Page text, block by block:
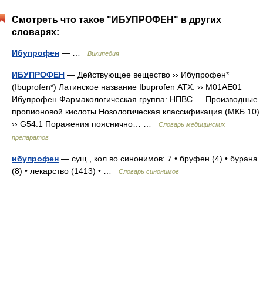
Смотреть что такое "ИБУПРОФЕН" в других
словарях:
Ибупрофен — … Википедия
ИБУПРОФЕН — Действующее вещество ›› Ибупрофен*
(Ibuprofen*) Латинское название Ibuprofen АТХ: ›› M01AE01
Ибупрофен Фармакологическая группа: НПВС — Производные
пропионовой кислоты Нозологическая классификация (МКБ 10)
›› G54.1 Поражения пояснично… …
Словарь медицинских
препаратов
ибупрофен — сущ., кол во синонимов: 7 • бруфен (4) • бурана
(8) • лекарство (1413) • …
Словарь синонимов